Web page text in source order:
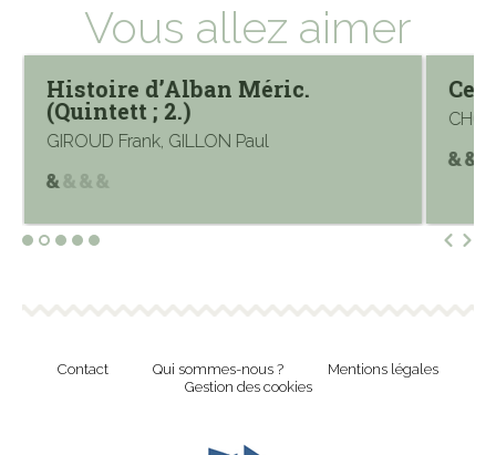
Vous allez aimer
Histoire d’Alban Méric.
(Quintett ; 2.)
GIROUD Frank, GILLON Paul
Contact Qui sommes-nous ?
Mentions légales
Gestion des cookies